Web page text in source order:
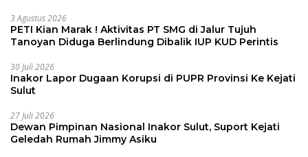
3 Agustus 2026
PETI Kian Marak ! Aktivitas PT SMG di Jalur Tujuh
Tanoyan Diduga Berlindung Dibalik IUP KUD Perintis
30 Juli 2026
Inakor Lapor Dugaan Korupsi di PUPR Provinsi Ke Kejati
Sulut
27 Juli 2026
Dewan Pimpinan Nasional Inakor Sulut, Suport Kejati
Geledah Rumah Jimmy Asiku